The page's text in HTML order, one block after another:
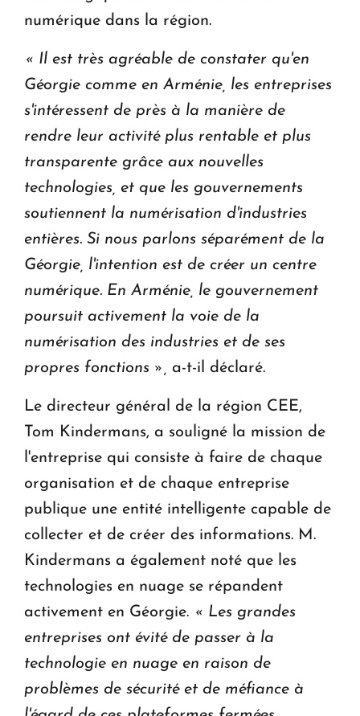
numérique dans la région.
« Il est très agréable de constater qu'en
Géorgie comme en Arménie, les entreprises
s'intéressent de près à la manière de
rendre leur activité plus rentable et plus
transparente grâce aux nouvelles
technologies, et que les gouvernements
soutiennent la numérisation d'industries
entières. Si nous parlons séparément de la
Géorgie, l'intention est de créer un centre
numérique. En Arménie, le gouvernement
poursuit activement la voie de la
numérisation des industries et de ses
propres fonctions »,
a-t-il déclaré.
Le directeur général de la région CEE,
Tom Kindermans, a souligné la mission de
l'entreprise qui consiste à faire de chaque
organisation et de chaque entreprise
publique une entité intelligente capable de
collecter et de créer des informations. M.
Kindermans a également noté que les
technologies en nuage se répandent
activement en Géorgie. « Les grandes
entreprises ont évité de passer à la
technologie en nuage en raison de
problèmes de sécurité et de méfiance à